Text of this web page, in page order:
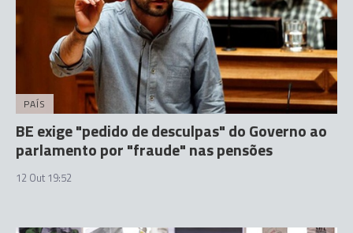
PAÍS
BE exige "pedido de desculpas" do Governo ao
parlamento por "fraude" nas pensões
12 Out 19:52